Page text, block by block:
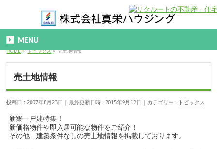
MENU
HOME» トピックス» 売土地情報
売土地情報
投稿日 : 2007年8月23日 最終更新日時 : 2015年9月12日 カテゴリー : トピックス
新築一戸建特集！
新価格物件や即入居可能な物件をご紹介！
その他、建築条件なしの売土地情報を掲載しております。